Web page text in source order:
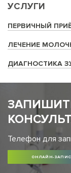
УСЛУГИ
ПЕРВИЧНЫЙ
ЛЕЧЕНИЕ
ДИАГНОСТИКА
Телефон для
ОНЛАЙН-